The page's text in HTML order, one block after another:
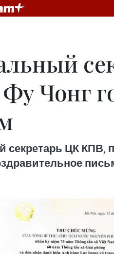
Чонг
секретарь ЦК КПВ,